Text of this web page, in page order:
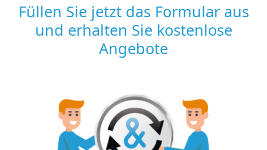
Füllen Sie jetzt das Formular aus
und erhalten Sie kostenlose
Angebote